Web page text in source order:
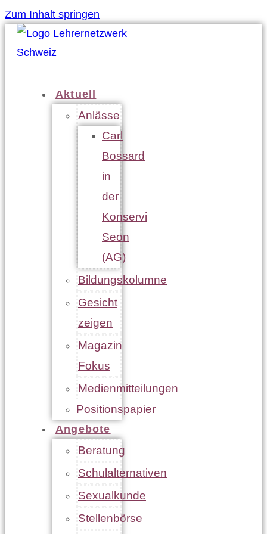
Zum Inhalt springen
Aktuell
Anlässe
Carl
Bossard
in
der
Konservi
Seon
(AG)
Bildungskolumne
Gesicht
zeigen
Magazin
Fokus
Medienmitteilungen
Positionspapier
Angebote
Beratung
Schulalternativen
Sexualkunde
Stellenbörse